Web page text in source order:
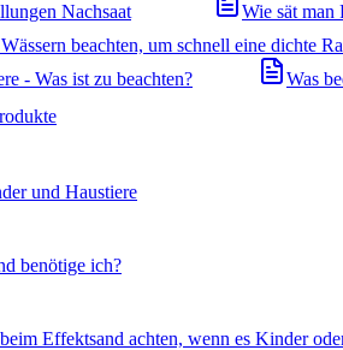
Nachsaat
Wie sät man
beachten, um schnell eine dichte
- Was ist zu beachten?
Was
und Haustiere
benötige ich?
Effektsand achten, wenn es Kinder